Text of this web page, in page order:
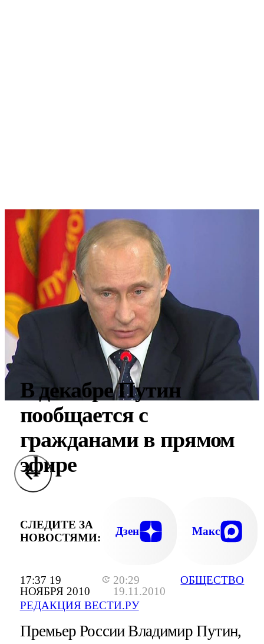
17:37 19
НОЯБРЯ 2010
20:29
19.11.2010
РЕДАКЦИЯ ВЕСТИ.РУ
ОБЩЕСТВО
В декабре Путин
пообщается с
гражданами в прямом
эфире
СЛЕДИТЕ ЗА
НОВОСТЯМИ:
Дзен Макс
Премьер России Владимир Путин,